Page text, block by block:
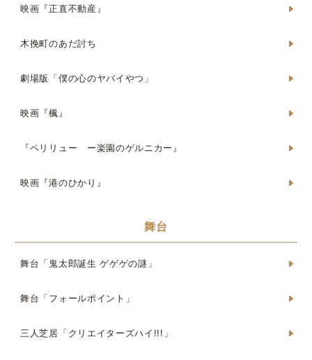
映画『正直不動産』
木挽町のあだ討ち
劇場版「僕の心のヤバイやつ」
映画『楓』
『ペリリュー ー楽園のゲルニカー』
映画『港のひかり』
舞台
舞台「鬼太郎誕生 ゲゲゲの謎」
舞台「フォールポイント」
三人芝居「クリエイターズハイ!!!」